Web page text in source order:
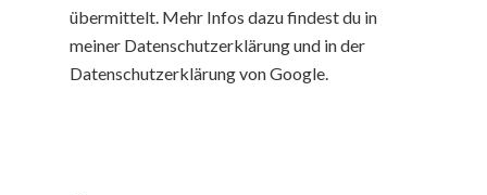
übermittelt. Mehr Infos dazu findest du in
meiner Datenschutzerklärung und in der
Datenschutzerklärung von Google.